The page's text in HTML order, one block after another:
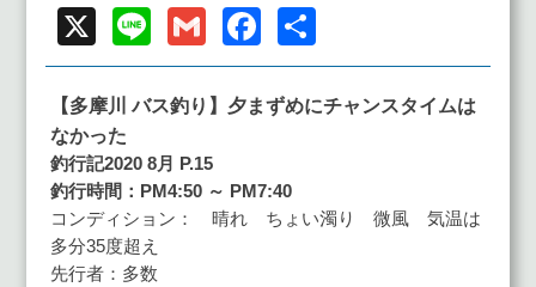
X Line GmailFacebook
有
【多摩川 バス釣り】夕まずめにチャンスタイムは
なかった
釣行記2020 8月 P.15
釣行時間：PM4:50 ～ PM7:40
コンディション： 晴れ ちょい濁り 微風 気温は
多分35度超え
先行者：多数